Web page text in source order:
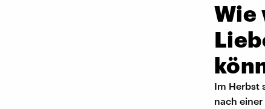
Wie
Im Herbst
nach